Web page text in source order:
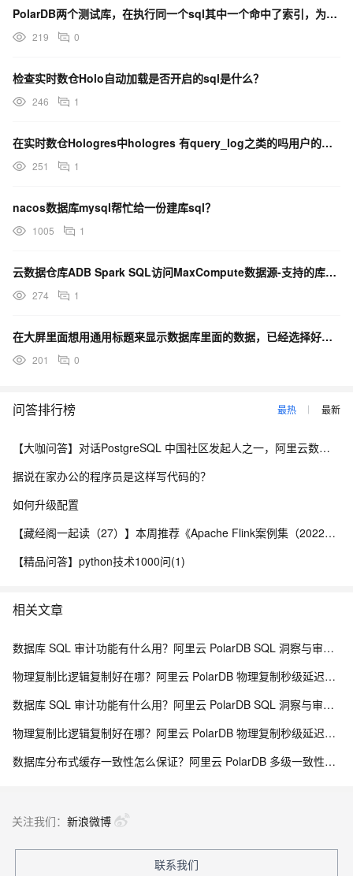
PolarDB两个测试库，在执行同一个sql其中一个命中了索引，为什么另一个不能？
219 0
检查实时数仓Holo自动加载是否开启的sql是什么？
246 1
在实时数仓Hologres中hologres 有query_log之类的吗用户的查询sql如何导出？
251 1
nacos数据库mysql帮忙给一份建库sql？
1005 1
云数据仓库ADB Spark SQL访问MaxCompute数据源-支持的库表操作
274 1
在大屏里面想用通用标题来显示数据库里面的数据，已经选择好了数据源，请问SQL命令行应该怎么填写？
201 0
问答排行榜 最热 最新
【大咖问答】对话PostgreSQL 中国社区发起人之一，阿里云数据库高级专家 德哥
据说在家办公的程序员是这样写代码的？
如何升级配置
【藏经阁一起读（27）】本周推荐《Apache Flink案例集（2022版）》，你有哪些心得？
【精品问答】python技术1000问(1)
相关文章
数据库 SQL 审计功能有什么用？阿里云 PolarDB SQL 洞察与审计解析
物理复制比逻辑复制好在哪？阿里云 PolarDB 物理复制秒级延迟解析
数据库 SQL 审计功能有什么用？阿里云 PolarDB SQL 洞察与审计解析
物理复制比逻辑复制好在哪？阿里云 PolarDB 物理复制秒级延迟解析
数据库分布式缓存一致性怎么保证？阿里云 PolarDB 多级一致性架构解析
关注我们： 新浪微博
联系我们